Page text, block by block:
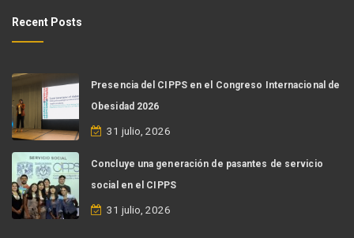
Recent Posts
Presencia del CIPPS en el Congreso Internacional de
Obesidad 2026
31 julio, 2026
Concluye una generación de pasantes de servicio
social en el CIPPS
31 julio, 2026